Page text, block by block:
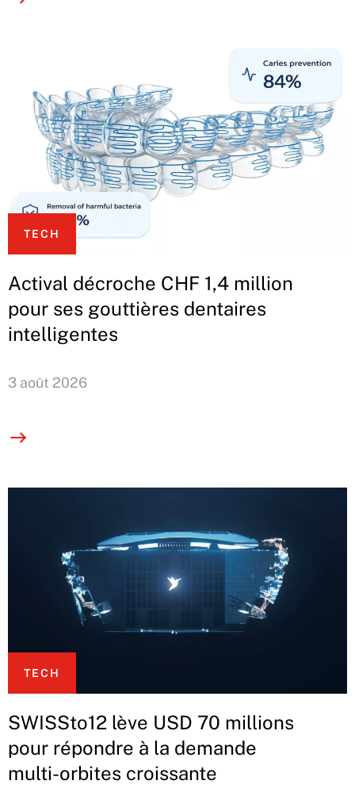
TECH
Actival décroche CHF 1,4 million
pour ses gouttières dentaires
intelligentes
3 août 2026
TECH
SWISSto12 lève USD 70 millions
pour répondre à la demande
multi-orbites croissante